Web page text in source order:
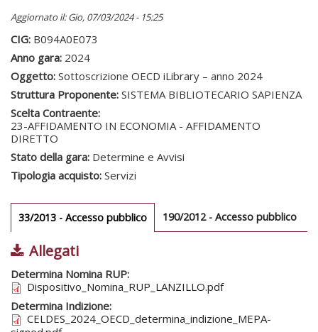
Aggiornato il: Gio, 07/03/2024 - 15:25
CIG: B094A0E073
Anno gara: 2024
Oggetto: Sottoscrizione OECD iLibrary – anno 2024
Struttura Proponente: SISTEMA BIBLIOTECARIO SAPIENZA
Scelta Contraente:
23-AFFIDAMENTO IN ECONOMIA - AFFIDAMENTO
DIRETTO
Stato della gara: Determine e Avvisi
Tipologia acquisto: Servizi
Gare gara
33/2013 - Accesso pubblico (scheda
attiva)
190/2012 - Accesso pubblico
Sezione redazionale
Allegati
Determina Nomina RUP:
Dispositivo_Nomina_RUP_LANZILLO.pdf
Determina Indizione:
CELDES_2024_OECD_determina_indizione_MEPA-